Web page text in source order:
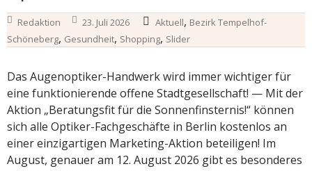
Redaktion 23. Juli 2026 Aktuell, Bezirk Tempelhof-
Schöneberg, Gesundheit, Shopping, Slider
Das Augenoptiker-Handwerk wird immer wichtiger für
eine funktionierende offene Stadtgesellschaft! — Mit der
Aktion „Beratungsfit für die Sonnenfinsternis!“ können
sich alle Optiker-Fachgeschäfte in Berlin kostenlos an
einer einzigartigen Marketing-Aktion beteiligen! Im
August, genauer am 12. August 2026 gibt es besonderes